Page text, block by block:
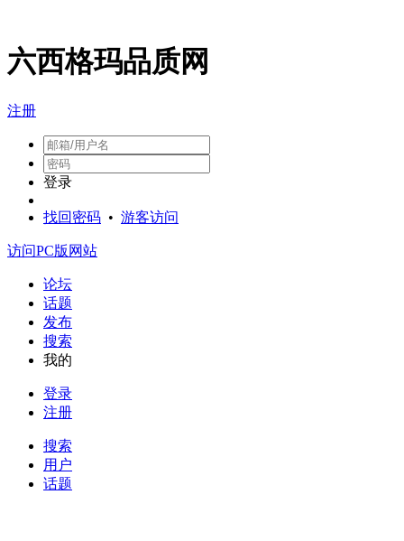
六西格玛品质网
注册
登录
找回密码 • 游客访问
访问PC版网站
论坛
话题
发布
搜索
我的
登录
注册
搜索
用户
话题